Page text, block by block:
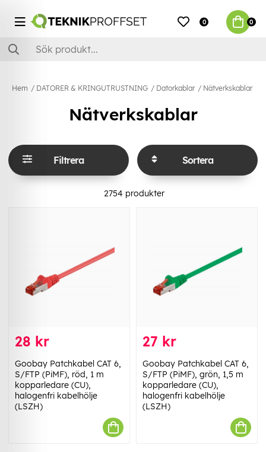
0 0
Hem DATORER & KRINGUTRUSTNING Datorkablar Nätverkskablar
Nätverkskablar
Filtrera Sortera
2754 produkter
28 kr
Goobay Patchkabel CAT 6,
S/FTP (PiMF), röd, 1 m
kopparledare (CU),
halogenfri kabelhölje
(LSZH)
27 kr
Goobay Patchkabel CAT 6,
S/FTP (PiMF), grön, 1,5 m
kopparledare (CU),
halogenfri kabelhölje
(LSZH)